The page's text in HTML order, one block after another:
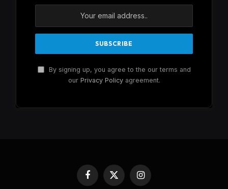
By signing up, you agree to the our terms and
our Privacy Policyagreement.
Facebook
X
Instagram